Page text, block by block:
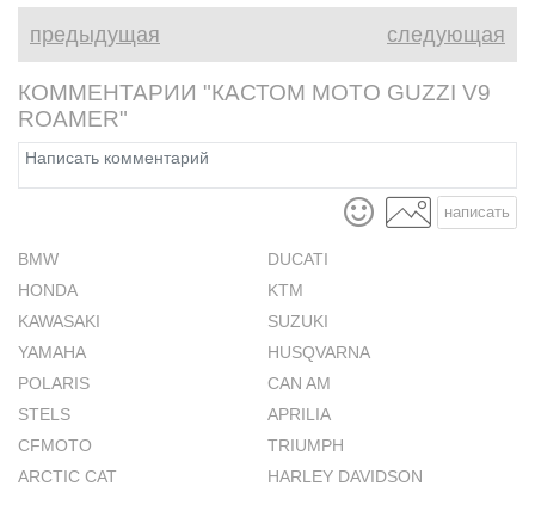
предыдущая следующая
КОММЕНТАРИИ "КАСТОМ MOTO GUZZI V9
ROAMER"
написать
BMW
DUCATI
HONDA
KTM
KAWASAKI
SUZUKI
YAMAHA
HUSQVARNA
POLARIS
CAN AM
STELS
APRILIA
CFMOTO
TRIUMPH
ARCTIC CAT
HARLEY DAVIDSON